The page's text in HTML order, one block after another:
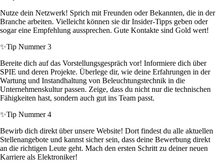
Nutze dein Netzwerk! Sprich mit Freunden oder Bekannten, die in der
Branche arbeiten. Vielleicht können sie dir Insider-Tipps geben oder
sogar eine Empfehlung aussprechen. Gute Kontakte sind Gold wert!
✨Tip Nummer 3
Bereite dich auf das Vorstellungsgespräch vor! Informiere dich über
SPIE und deren Projekte. Überlege dir, wie deine Erfahrungen in der
Wartung und Instandhaltung von Beleuchtungstechnik in die
Unternehmenskultur passen. Zeige, dass du nicht nur die technischen
Fähigkeiten hast, sondern auch gut ins Team passt.
✨Tip Nummer 4
Bewirb dich direkt über unsere Website! Dort findest du alle aktuellen
Stellenangebote und kannst sicher sein, dass deine Bewerbung direkt
an die richtigen Leute geht. Mach den ersten Schritt zu deiner neuen
Karriere als Elektroniker!